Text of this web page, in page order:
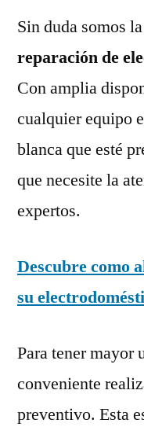
Sin duda somos
reparación de
Con amplia
cualquier equipo
blanca que esté
que necesite la
expertos.
Descubre como
su
Para tener mayor
conveniente
preventivo. Esta